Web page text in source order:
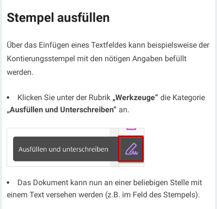
Stempel ausfüllen
Über das Einfügen eines Textfeldes kann beispielsweise der
Kontierungsstempel mit den nötigen Angaben befüllt
werden.
Klicken Sie unter der Rubrik „Werkzeuge“ die Kategorie
„Ausfüllen und Unterschreiben“ an.
Das Dokument kann nun an einer beliebigen Stelle mit
einem Text versehen werden (z.B. im Feld des Stempels).